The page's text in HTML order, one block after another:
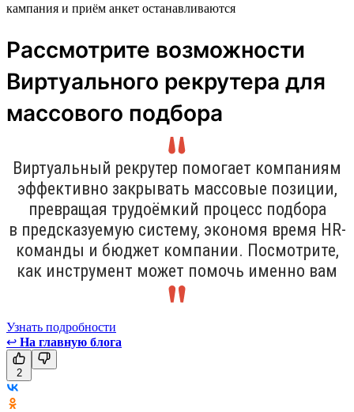
кампания и приём анкет останавливаются
Рассмотрите возможности
Виртуального рекрутера для
массового подбора
Виртуальный рекрутер помогает компаниям
эффективно закрывать массовые позиции,
превращая трудоёмкий процесс подбора
в предсказуемую систему, экономя время HR-
команды и бюджет компании. Посмотрите,
как инструмент может помочь именно вам
Узнать подробности
↩ На главную блога
2